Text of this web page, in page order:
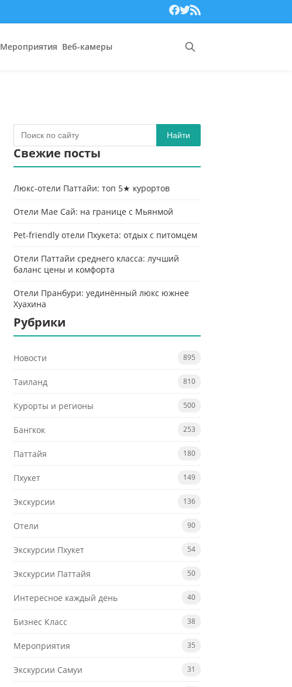
Мероприятия Веб-камеры
Найти
Свежие посты
Люкс-отели Паттайи: топ 5★ курортов
Отели Мае Сай: на границе с Мьянмой
Pet-friendly отели Пхукета: отдых с питомцем
Отели Паттайи среднего класса: лучший
баланс цены и комфорта
Отели Пранбури: уединённый люкс южнее
Хуахина
Рубрики
Новости 895
Таиланд 810
Курорты и регионы 500
Бангкок 253
Паттайя 180
Пхукет 149
Экскурсии 136
Отели 90
Экскурсии Пхукет 54
Экскурсии Паттайя 50
Интересное каждый день 40
Бизнес Класс 38
Мероприятия 35
Экскурсии Самуи 31